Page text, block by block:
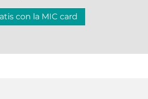
con la MIC card